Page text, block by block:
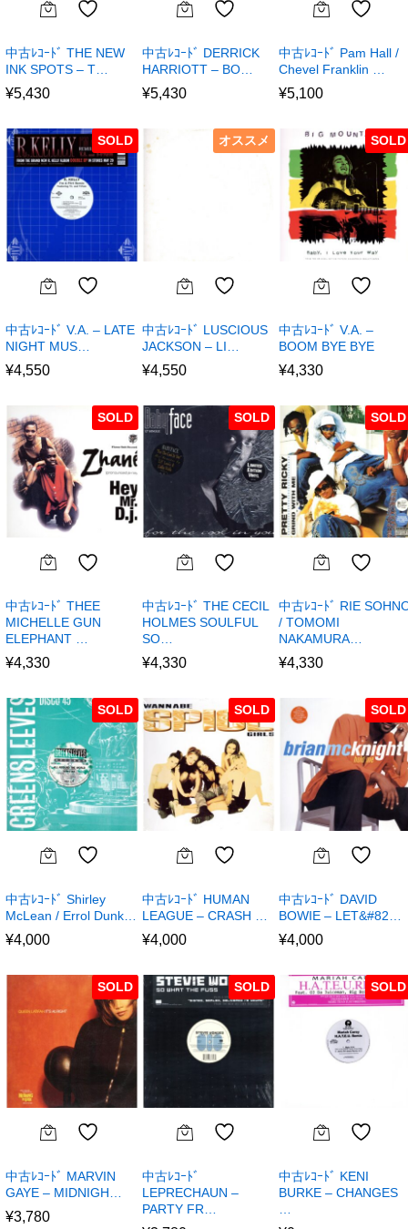
中古ﾚｺｰﾄﾞ THE NEW
INK SPOTS – T…
¥5,430
中古ﾚｺｰﾄﾞ DERRICK
HARRIOTT – BO…
¥5,430
中古ﾚｺｰﾄﾞ Pam Hall /
Chevel Franklin …
¥5,100
SOLD
中古ﾚｺｰﾄﾞ V.A. – LATE
NIGHT MUS…
¥4,550
オススメ
中古ﾚｺｰﾄﾞ LUSCIOUS
JACKSON – LI…
¥4,550
SOLD
中古ﾚｺｰﾄﾞ V.A. –
BOOM BYE BYE
¥4,330
SOLD
中古ﾚｺｰﾄﾞ THEE
MICHELLE GUN
ELEPHANT …
¥4,330
SOLD
中古ﾚｺｰﾄﾞ THE CECIL
HOLMES SOULFUL
SO…
¥4,330
SOLD
中古ﾚｺｰﾄﾞ RIE
/ TOMOMI
NAKAMURA…
¥4,330
SOLD
中古ﾚｺｰﾄﾞ Shirley
McLean / Errol Dunk…
¥4,000
SOLD
中古ﾚｺｰﾄﾞ HUMAN
LEAGUE – CRASH …
¥4,000
SOLD
中古ﾚｺｰﾄﾞ DAVID
BOWIE – LET&#82…
¥4,000
SOLD
中古ﾚｺｰﾄﾞ MARVIN
GAYE – MIDNIGH…
¥3,780
SOLD
中古ﾚｺｰﾄﾞ
LEPRECHAUN –
PARTY FR…
SOLD
中古ﾚｺｰﾄﾞ KENI
BURKE – CHANGES